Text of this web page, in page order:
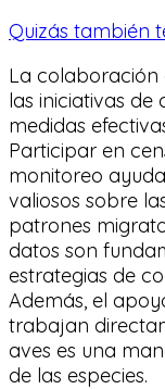
Quizás también
La colaboración
las iniciativas
medidas
Participar en
monitoreo
valiosos sobre
patrones
datos son
estrategias de
Además, el
trabajan
aves es una
de las especies.